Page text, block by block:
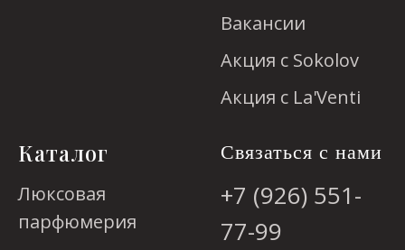
Вакансии
Акция с Sokolov
Акция с La'Venti
Каталог
Люксовая
парфюмерия
Связаться с нами
+7 (926) 551-
77-99